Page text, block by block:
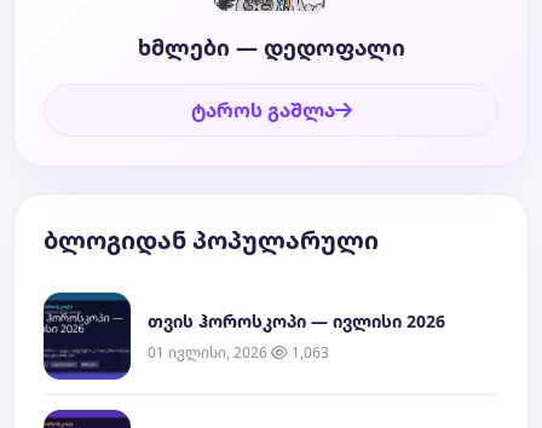
ხმლები — დედოფალი
ტაროს გაშლა
ბლოგიდან პოპულარული
თვის ჰოროსკოპი — ივლისი 2026
01 ივლისი, 2026 1,063